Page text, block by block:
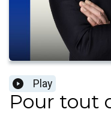
Play
Pour tout